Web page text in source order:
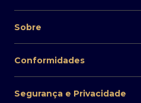
Sobre
Conformidades
Segurança e Privacidade